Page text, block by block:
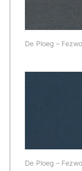
De Ploeg –
De Ploeg –